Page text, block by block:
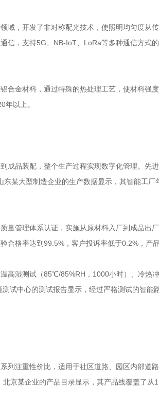
，开发了非对称配光技术，使照明均匀度从
信，支持5G、NB-IoT、LoRa等多种通信方式
合金材料，通过特殊的热处理工艺，使材料强
年以上。
成品装配，整个生产过程实现数字化管理。先
某大型制造企业的生产数据显示，其智能工
量管理体系认证，实施从原材料入厂到成品出
格率达到99.5%，客户投诉率低于0.2%，产
高湿测试（85℃/85%RH，1000小时）、冷
试中心的测试报告显示，经过严格测试的智
列注重性价比，适用于社区道路、园区内部道
京某企业的产品目录显示，其产品线覆盖了